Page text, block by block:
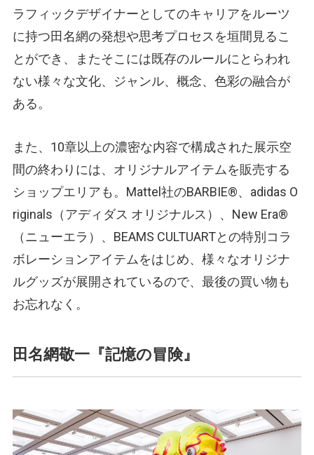
ラフィックデザイナーとしてのキャリアをルーツ
に持つ田名網の発想や思考プロセスを垣間見るこ
とができ、またそこには既存のルールにとらわれ
ない様々な文化、ジャンル、概念、色彩の融合が
ある。
また、10章以上の濃密な内容で構成された展示空
間の終わりには、オリジナルアイテムを販売する
ショップエリアも。Mattel社のBARBIE®、adidas O
riginals（アディダス オリジナルス）、New Era®
（ニューエラ）、BEAMS CULTUARTとの特別コラ
ボレーションアイテムをはじめ、様々なオリジナ
ルグッズが展開されているので、最後の買い物も
お忘れなく。
田名網敬一『記憶の冒険』